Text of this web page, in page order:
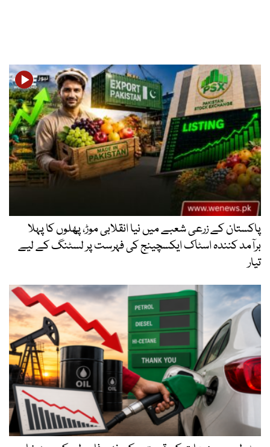
پاکستان کے زرعی شعبے میں نیا انقلابی موڑ، پھلوں کا پہلا
برآمد کنندہ اسٹاک ایکسچینج کی فہرست پر لسٹنگ کے لیے
تیار